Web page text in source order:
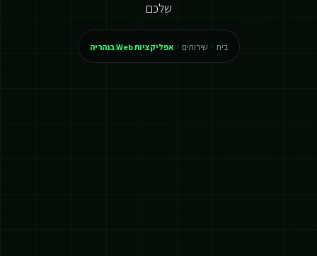
שלכם
בית שירותים אפליקציות Web בנהריה